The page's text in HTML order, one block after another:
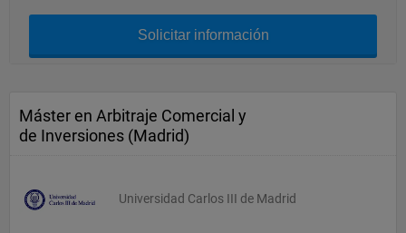
Solicitar información
Máster en Arbitraje Comercial y
de Inversiones (Madrid)
Universidad Carlos III de Madrid